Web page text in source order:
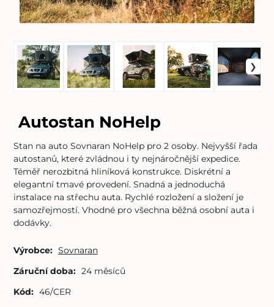
Autostan NoHelp
Stan na auto Sovnaran NoHelp pro 2 osoby. Nejvyšší řada
autostanů, které zvládnou i ty nejnáročnější expedice.
Téměř nerozbitná hliníková konstrukce. Diskrétní a
elegantní tmavé provedení. Snadná a jednoduchá
instalace na střechu auta. Rychlé rozložení a složení je
samozřejmostí. Vhodné pro všechna běžná osobní auta i
dodávky.
Výrobce: Sovnaran
Záruční doba: 24 měsíců
Kód: 46/CER